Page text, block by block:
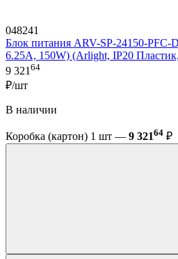
048241
Блок питания ARV-SP-24150-PFC-
6.25A, 150W) (Arlight, IP20
9 321 64
₽/шт
В наличии
Коробка (картон) 1 шт — 9 32164 ₽